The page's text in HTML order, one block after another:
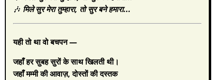
🎶 मिले सुर मेरा तुम्हारा, तो सुर बने हमारा...
यही तो था वो बचपन —
जहाँ हर सुबह सुरों के साथ खिलती थी।
जहाँ मम्मी की आवाज़, दोस्तों की दस्तक